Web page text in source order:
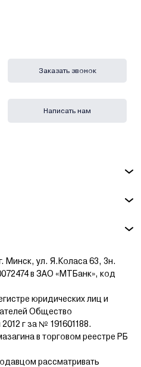
Минск, ул. Я.Коласа 63, 3н.
в ЗАО «МТБанк», код
юридических лиц и
Общество
г за № 191601188.
в торговом реестре РБ
рассматривать
Заказать звонок
Написать нам